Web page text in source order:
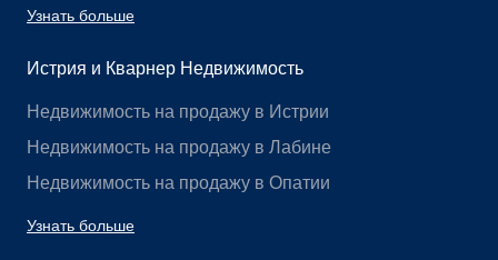
Узнать больше
Истрия и Кварнер Недвижимость
Недвижимость на продажу в Истрии
Недвижимость на продажу в Лабине
Недвижимость на продажу в Опатии
Узнать больше